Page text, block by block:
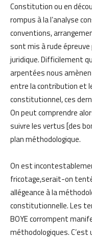
Constitution ou en
rompus à la l’analyse
conventions,
sont mis à rude
juridique. Difficilement
arpentées nous
entre la contribution et
constitutionnel, ces
On peut comprendre
suivre les vertus [des
plan méthodologique.
On est
fricotage,serait-on
allégeance à la
constitutionnelle. Les
BOYE corrompent
méthodologiques.